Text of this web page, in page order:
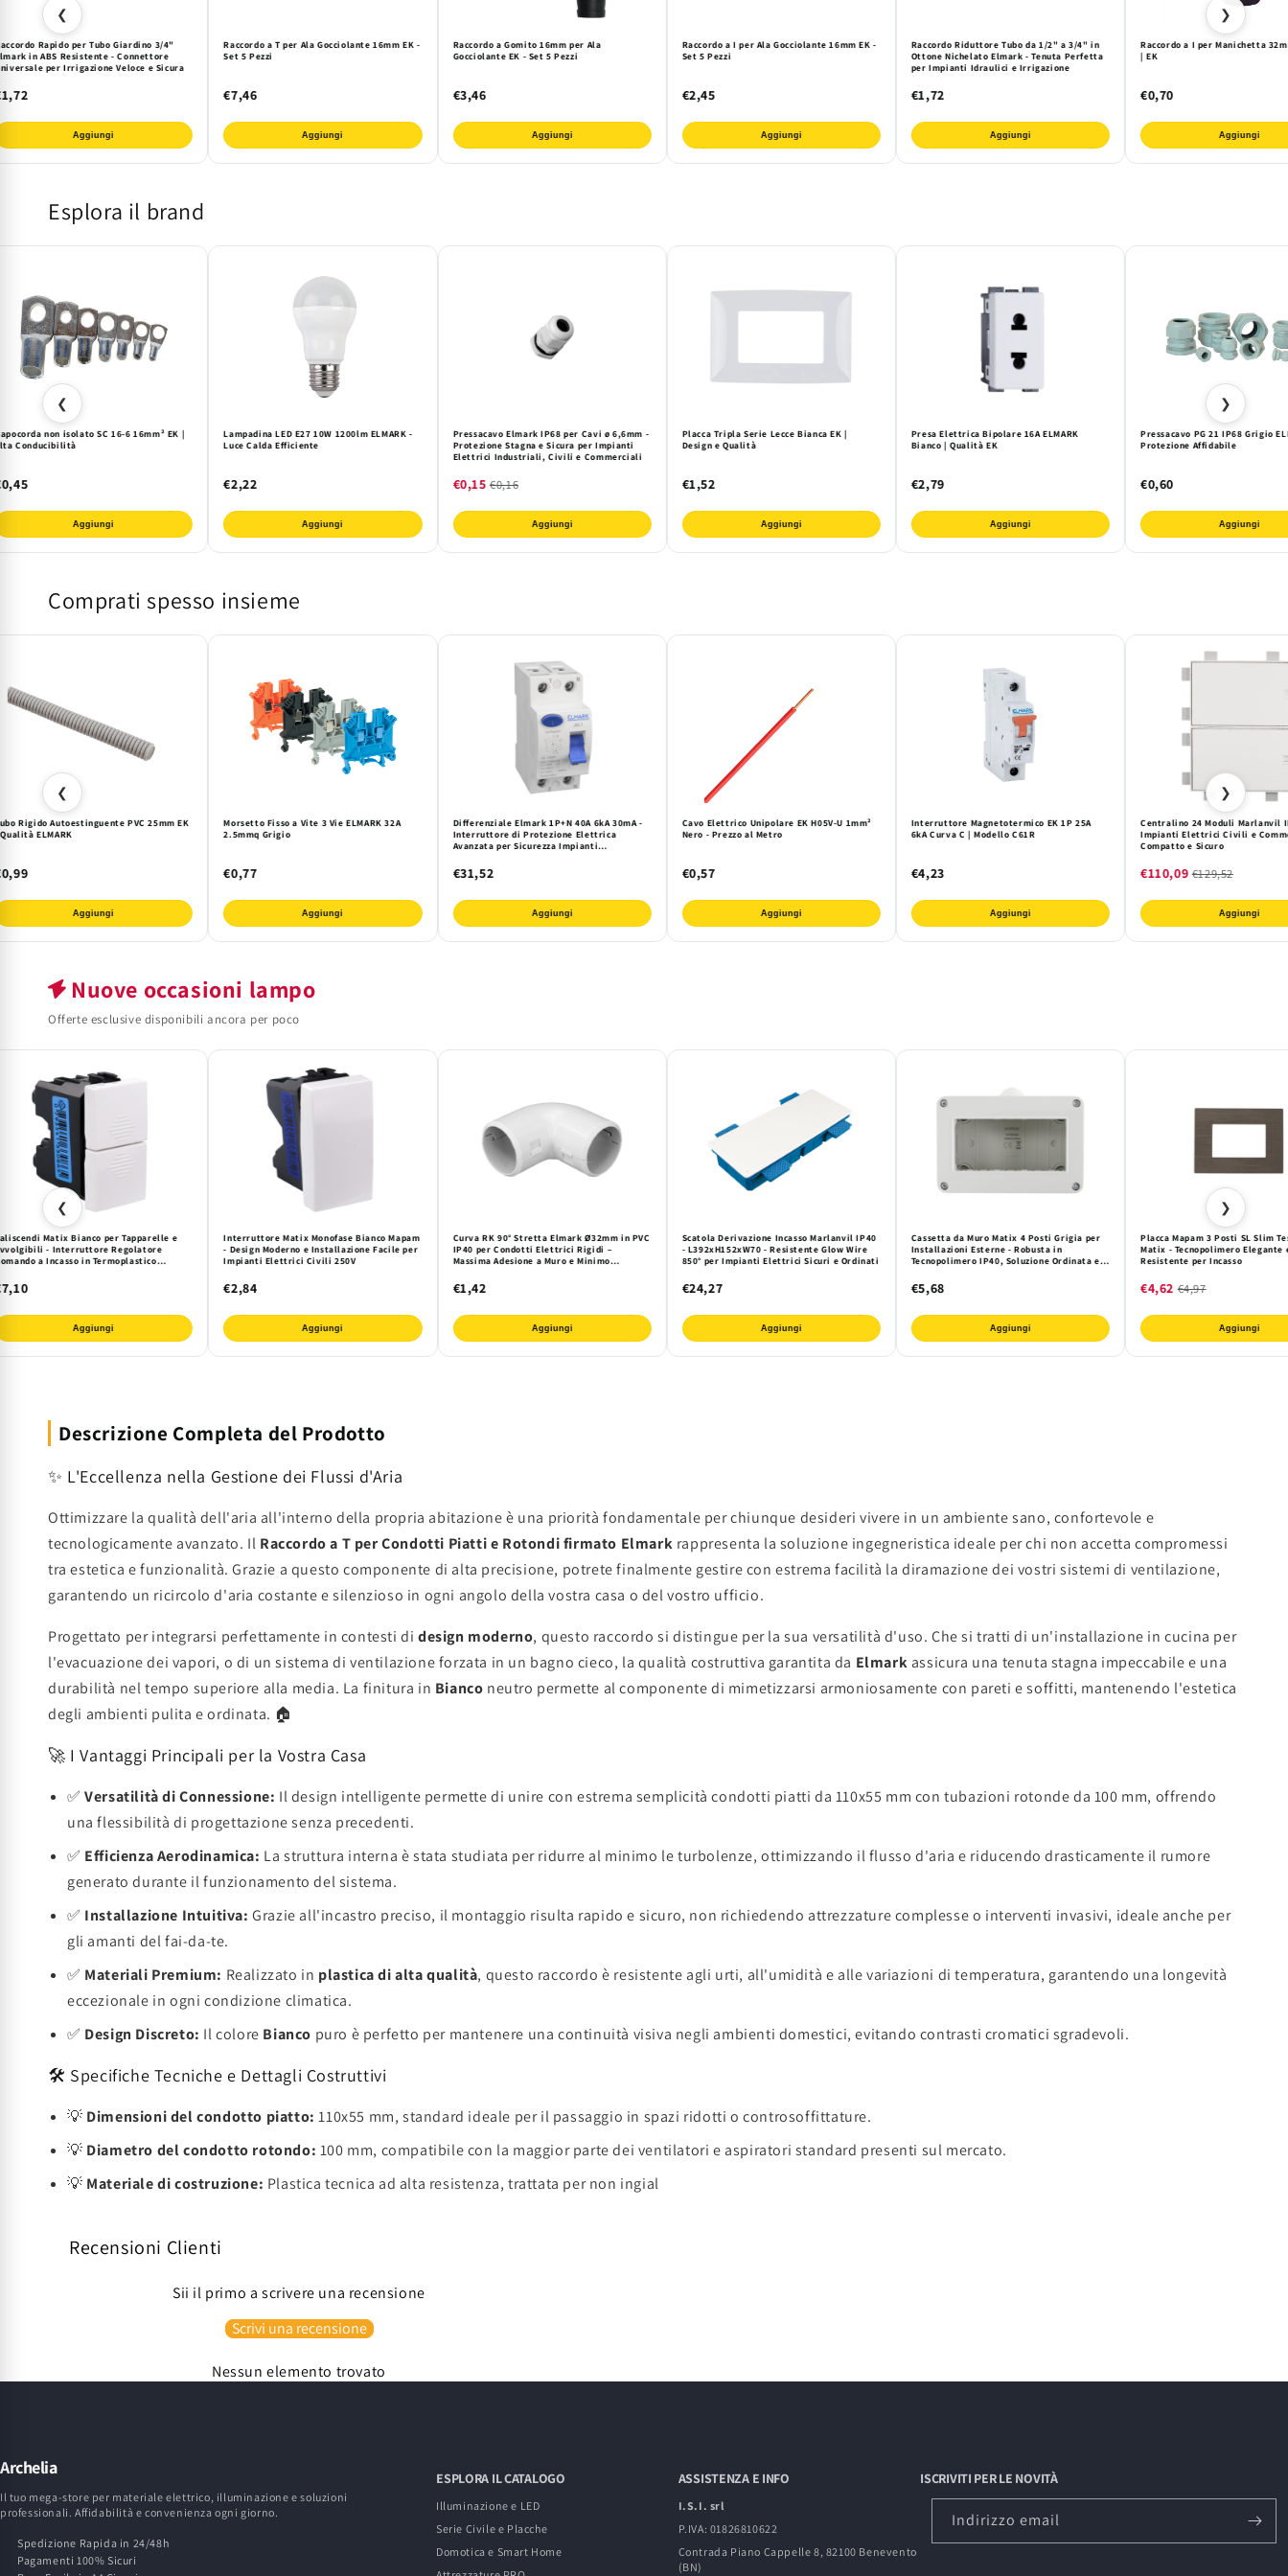
❮
Rapido per Tubo Giardino 3/4"
in ABS Resistente - Connettore
per Irrigazione Veloce e Sicura
Aggiungi
Raccordo a T per Ala Gocciolante 16mm EK -
Set 5 Pezzi
€7,46
Aggiungi
Raccordo a Gomito 16mm per Ala
Gocciolante EK - Set 5 Pezzi
€3,46
Aggiungi
Raccordo a I per Ala Gocciolante 16mm EK -
Set 5 Pezzi
€2,45
Aggiungi
Raccordo Riduttore Tubo da 1/2" a 3/4" in
Ottone Nichelato Elmark - Tenuta Perfetta
per Impianti Idraulici e Irrigazione
€1,72
Aggiungi
Raccordo a I per Manichetta
| EK
€0,70
Aggiungi
❯
Esplora il brand
❮
non isolato SC 16-6 16mm² EK |
Conducibilità
Aggiungi
Lampadina LED E27 10W 1200lm ELMARK -
Luce Calda Efficiente
€2,22
Aggiungi
Pressacavo Elmark IP68 per Cavi ø 6,6mm -
Protezione Stagna e Sicura per Impianti
Elettrici Industriali, Civili e Commerciali
€0,15 €0,16
Aggiungi
Placca Tripla Serie Lecce Bianca EK |
Design e Qualità
€1,52
Aggiungi
Presa Elettrica Bipolare 16A ELMARK
Bianco | Qualità EK
€2,79
Aggiungi
Pressacavo PG 21 IP68 Grigio
Protezione Affidabile
€0,60
Aggiungi
❯
Comprati spesso insieme
❮
Rigido Autoestinguente PVC 25mm EK
ELMARK
Aggiungi
Morsetto Fisso a Vite 3 Vie ELMARK 32A
2.5mmq Grigio
€0,77
Aggiungi
Differenziale Elmark 1P+N 40A 6kA 30mA -
Interruttore di Protezione Elettrica
Avanzata per Sicurezza Impianti
€31,52
Aggiungi
Cavo Elettrico Unipolare EK H05V-U 1mm²
Nero - Prezzo al Metro
€0,57
Aggiungi
Interruttore Magnetotermico EK 1P 25A
6kA Curva C | Modello C61R
€4,23
Aggiungi
Centralino 24 Moduli Marlanvil
Impianti Elettrici Civili e
Compatto e Sicuro
€110,09 €129,52
Aggiungi
❯
Nuove occasioni lampo
Offerte esclusive disponibili ancora per poco
❮
Matix Bianco per Tapparelle e
- Interruttore Regolatore
a Incasso in Termoplastico
Aggiungi
Interruttore Matix Monofase Bianco Mapam
- Design Moderno e Installazione Facile per
Impianti Elettrici Civili 250V
€2,84
Aggiungi
Curva RK 90° Stretta Elmark Ø32mm in PVC
IP40 per Condotti Elettrici Rigidi –
Massima Adesione a Muro e Minimo
€1,42
Aggiungi
Scatola Derivazione Incasso Marlanvil IP40
- L392xH152xW70 - Resistente Glow Wire
850° per Impianti Elettrici Sicuri e Ordinati
€24,27
Aggiungi
Cassetta da Muro Matix 4 Posti Grigia per
Installazioni Esterne - Robusta in
Tecnopolimero IP40, Soluzione Ordinata e
€5,68
Aggiungi
Placca Mapam 3 Posti SL Slim
Matix - Tecnopolimero Elegante
Resistente per Incasso
€4,62 €4,97
Aggiungi
❯
Descrizione Completa del Prodotto
✨ L'Eccellenza nella Gestione dei Flussi d'Aria
Ottimizzare la qualità dell'aria all'interno della propria abitazione è una priorità fondamentale per chiunque desideri vivere in un ambiente sano, confortevole e
tecnologicamente avanzato. Il Raccordo a T per Condotti Piatti e Rotondi firmato Elmark rappresenta la soluzione ingegneristica ideale per chi non accetta compromessi
tra estetica e funzionalità. Grazie a questo componente di alta precisione, potrete finalmente gestire con estrema facilità la diramazione dei vostri sistemi di ventilazione,
garantendo un ricircolo d'aria costante e silenzioso in ogni angolo della vostra casa o del vostro ufficio.
Progettato per integrarsi perfettamente in contesti di design moderno, questo raccordo si distingue per la sua versatilità d'uso. Che si tratti di un'installazione in cucina per
l'evacuazione dei vapori, o di un sistema di ventilazione forzata in un bagno cieco, la qualità costruttiva garantita da Elmark assicura una tenuta stagna impeccabile e una
durabilità nel tempo superiore alla media. La finitura in Bianco neutro permette al componente di mimetizzarsi armoniosamente con pareti e soffitti, mantenendo l'estetica
degli ambienti pulita e ordinata. 🏠
🚀 I Vantaggi Principali per la Vostra Casa
✅Versatilità di Connessione: Il design intelligente permette di unire con estrema semplicità condotti piatti da 110x55 mm con tubazioni rotonde da 100 mm, offrendo
una flessibilità di progettazione senza precedenti.
✅ Efficienza Aerodinamica: La struttura interna è stata studiata per ridurre al minimo le turbolenze, ottimizzando il flusso d'aria e riducendo drasticamente il rumore
generato durante il funzionamento del sistema.
✅ Installazione Intuitiva: Grazie all'incastro preciso, il montaggio risulta rapido e sicuro, non richiedendo attrezzature complesse o interventi invasivi, ideale anche per
gli amanti del fai-da-te.
✅ Materiali Premium: Realizzato in plastica di alta qualità, questo raccordo è resistente agli urti, all'umidità e alle variazioni di temperatura, garantendo una longevità
eccezionale in ogni condizione climatica.
✅ Design Discreto: Il colore Bianco puro è perfetto per mantenere una continuità visiva negli ambienti domestici, evitando contrasti cromatici sgradevoli.
🛠️ Specifiche Tecniche e Dettagli Costruttivi
💡 Dimensioni del condotto piatto: 110x55 mm, standard ideale per il passaggio in spazi ridotti o controsoffittature.
💡 Diametro del condotto rotondo: 100 mm, compatibile con la maggior parte dei ventilatori e aspiratori standard presenti sul mercato.
💡 Materiale di costruzione: Plastica tecnica ad alta resistenza, trattata per non ingial
Recensioni Clienti
Sii il primo a scrivere una recensione
Scrivi una recensione
Nessun elemento trovato
Archelia
Il tuo mega-store per materiale elettrico, illuminazione e soluzioni
professionali. Affidabilità e convenienza ogni giorno.
Spedizione Rapida in 24/48h
Pagamenti 100% Sicuri
ESPLORA IL CATALOGO
Illuminazione e LED
Serie Civile e Placche
Domotica e Smart Home
ASSISTENZA E INFO
I.S.I. srl
P.IVA: 01826810622
Contrada Piano Cappelle 8, 82100 Benevento
(BN)
ISCRIVITI PER LE NOVITÀ
Indirizzo email